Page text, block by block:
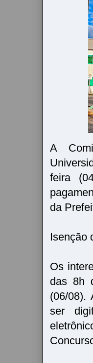
A
feira
da
Isenção
Os
das 8h
(06/08).
ser